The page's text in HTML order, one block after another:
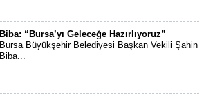
Biba: “Bursa’yı Geleceğe Hazırlıyoruz”
​Bursa Büyükşehir Belediyesi Başkan Vekili Şahin
Biba...